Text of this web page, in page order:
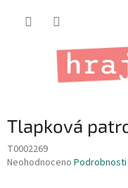
Tlapková
T0002269
Průměrné
Neohodnoceno